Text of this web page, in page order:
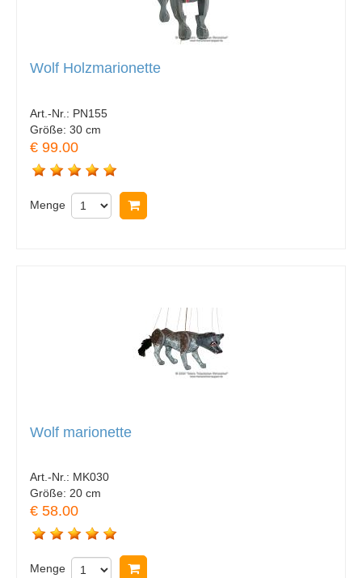
Wolf Holzmarionette
Art.-Nr.: PN155
Größe: 30 cm
€ 99.00
Menge
Wolf marionette
Art.-Nr.: MK030
Größe: 20 cm
€ 58.00
Menge